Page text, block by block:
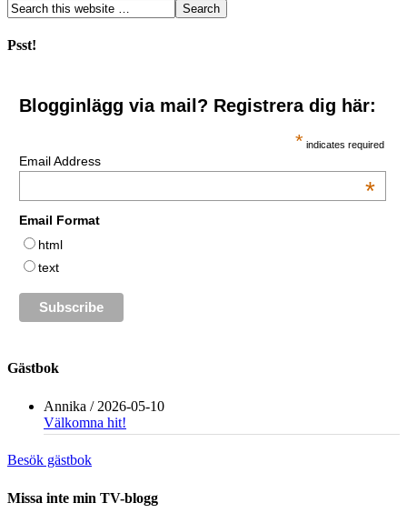
Psst!
Blogginlägg via mail? Registrera dig här:
* indicates required
Email Address
*
Email Format
html
text
Gästbok
Annika / 2026-05-10
Välkomna hit!
Besök gästbok
Missa inte min TV-blogg